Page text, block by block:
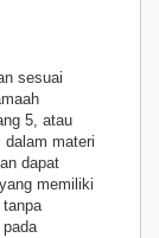
sesuai
5, atau
materi
dapat
memiliki